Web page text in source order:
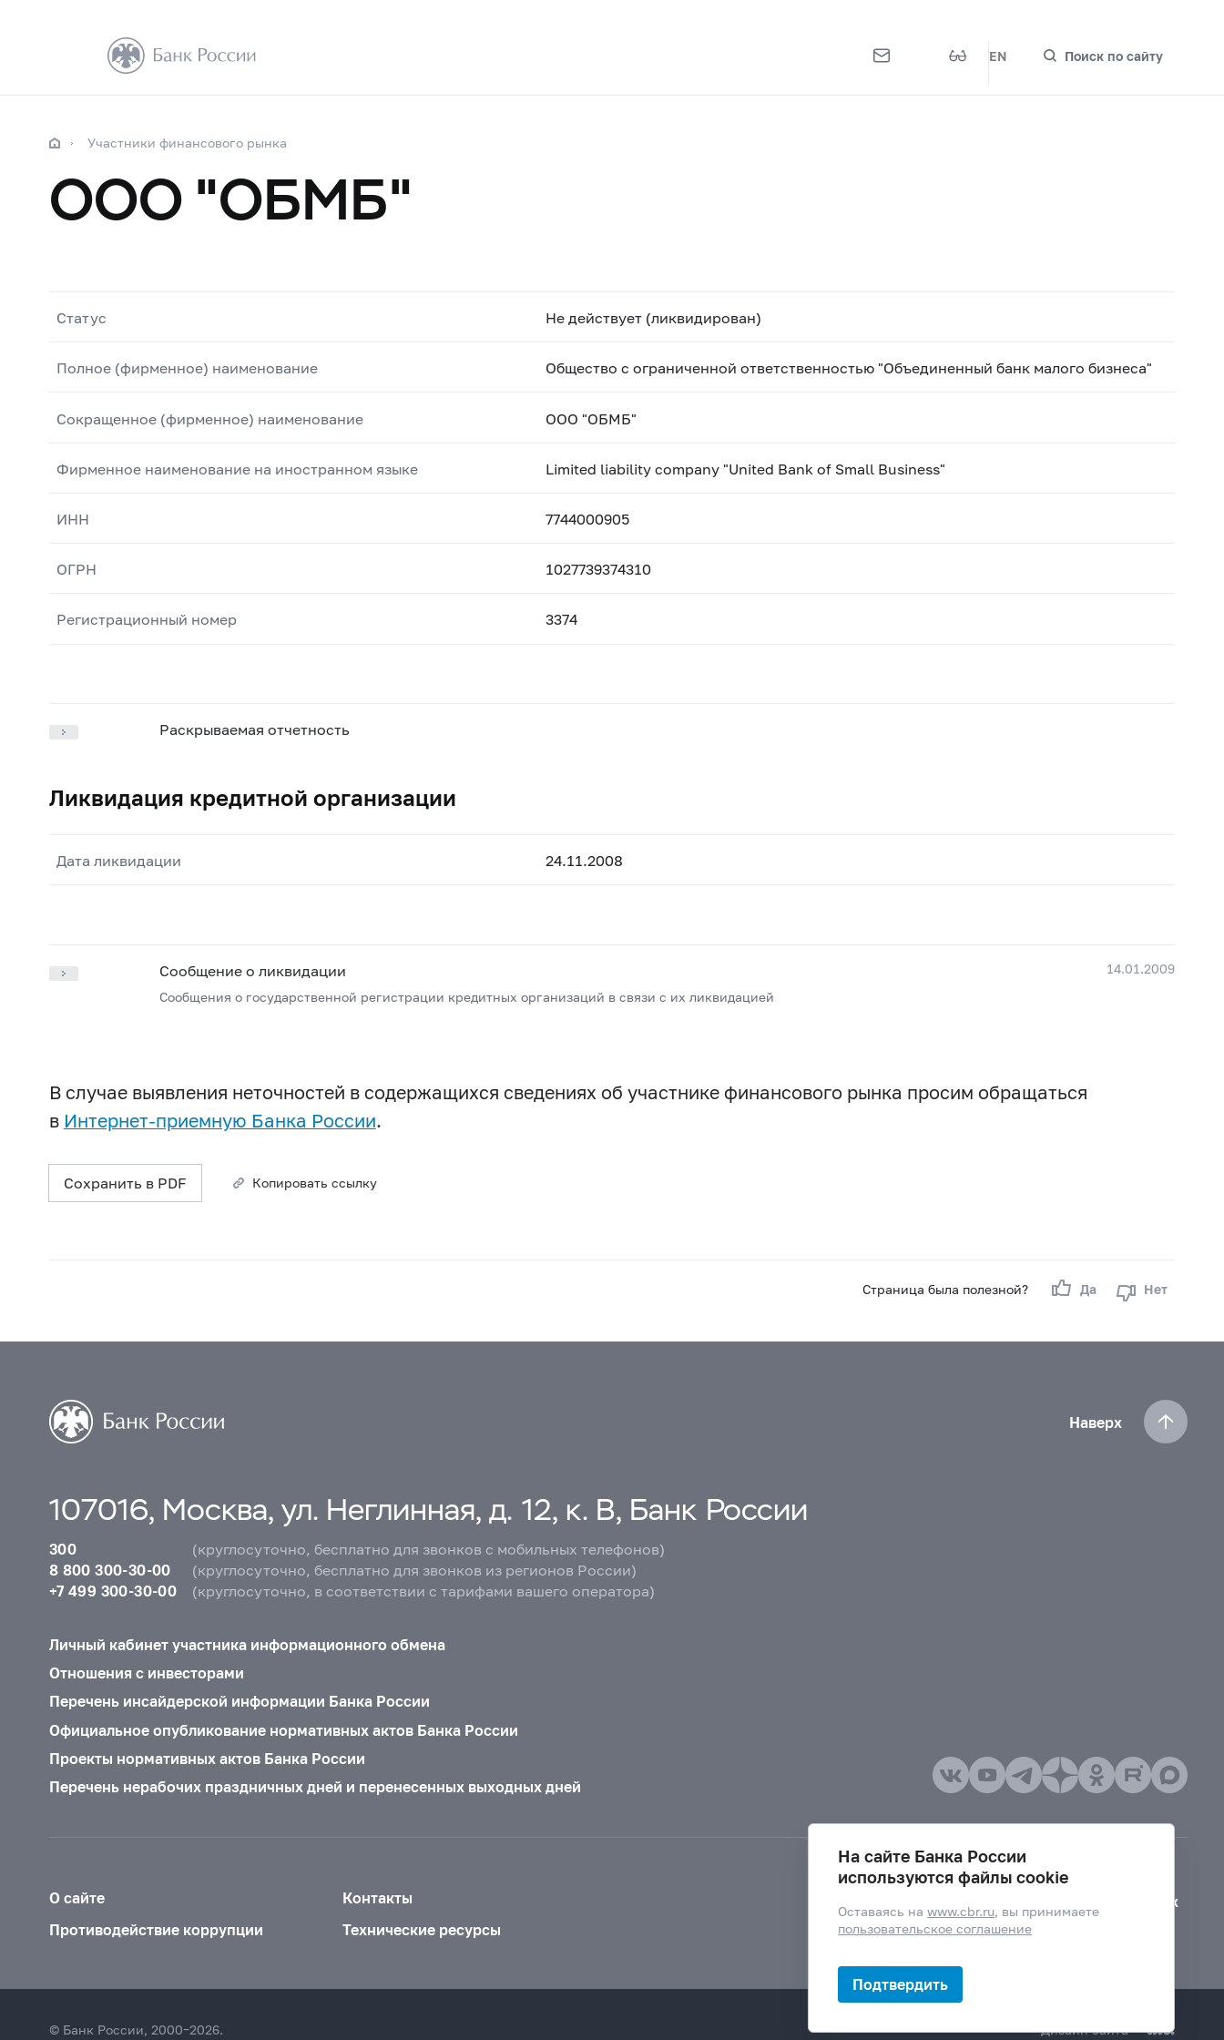
EN Поиск по сайту
Участники финансового рынка
ООО "ОБМБ"
Статус Не действует (ликвидирован)
Полное (фирменное) наименование Общество с ограниченной ответственностью "Объединенный банк малого бизнеса"
Сокращенное (фирменное) наименование ООО "ОБМБ"
Фирменное наименование на иностранном языке Limited liability company "United Bank of Small Business"
ИНН 7744000905
ОГРН 1027739374310
Регистрационный номер 3374
Раскрываемая отчетность
Ликвидация кредитной организации
Дата ликвидации 24.11.2008
14.01.2009
Сообщение о ликвидации
Сообщения о государственной регистрации кредитных организаций в связи с их ликвидацией
В случае выявления неточностей в содержащихся сведениях об участнике финансового рынка просим обращаться
в Интернет-приемную Банка России.
Сохранить в PDF Копировать ссылку
Страница была полезной? Да Нет
Наверх
107016, Москва, ул. Неглинная, д. 12, к. В, Банк России
300
(круглосуточно, бесплатно для звонков с мобильных телефонов)
8 800 300-30-00
(круглосуточно, бесплатно для звонков из регионов России)
+7 499 300-30-00
(круглосуточно, в соответствии с тарифами вашего оператора)
Личный кабинет участника информационного обмена
Отношения с инвесторами
Перечень инсайдерской информации Банка России
Официальное опубликование нормативных актов Банка России
Проекты нормативных актов Банка России
Перечень нерабочих праздничных дней и перенесенных выходных дней
О сайте
Контакты
Противодействие коррупции
Технические ресурсы
Версия для слабовидящих
© Банк России, 2000–2026. Дизайн сайта —
На сайте Банка России
используются файлы cookie
Оставаясь наwww.cbr.ru, вы принимаете
пользовательское соглашение
Подтвердить